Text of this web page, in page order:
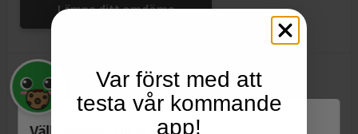
Lämna ditt omdöme
A
Min favorit
Var först med att
testa vår kommande
app!